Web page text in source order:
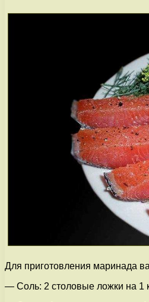
Для приготовления маринада
— Соль: 2 столовые ложки на 1